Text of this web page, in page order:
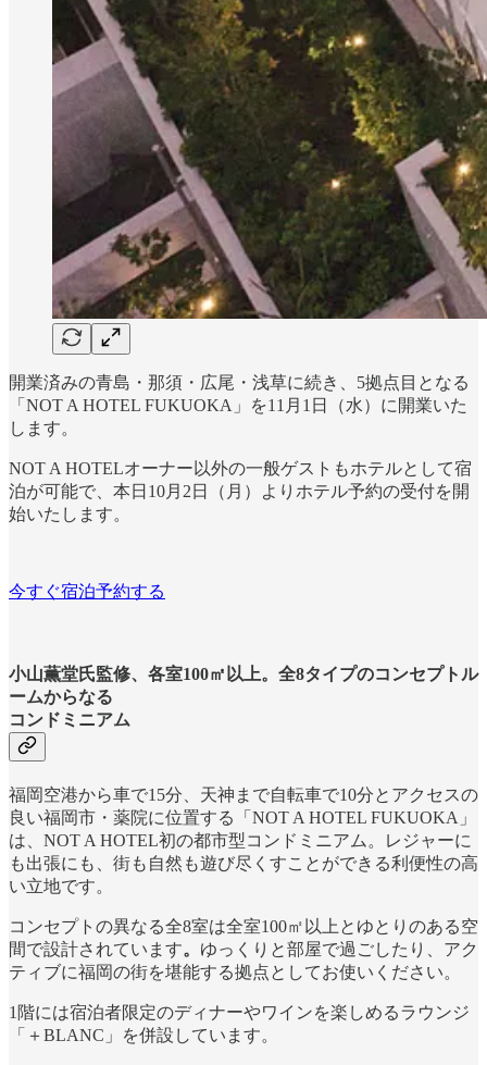
開業済みの青島・那須・広尾・浅草に続き、5拠点目となる
「NOT A HOTEL FUKUOKA」を11月1日（水）に開業いた
します。
NOT A HOTELオーナー以外の一般ゲストもホテルとして宿
泊が可能で、本日10月2日（月）よりホテル予約の受付を開
始いたします。
今すぐ宿泊予約する
⼩⼭薫堂氏監修、各室100㎡以上。全8タイプのコンセプトル
ームからなる
コンドミニアム
福岡空港から車で15分、天神まで自転車で10分とアクセスの
良い福岡市・薬院に位置する「NOT A HOTEL FUKUOKA」
は、NOT A HOTEL初の都市型コンドミニアム。レジャーに
も出張にも、街も自然も遊び尽くすことができる利便性の高
い立地です。
コンセプトの異なる全8室は全室100㎡以上とゆとりのある空
間で設計されています。 ゆっくりと部屋で過ごしたり、アク
ティブに福岡の街を堪能する拠点としてお使いください。
1階には宿泊者限定のディナーやワインを楽しめるラウンジ
「＋BLANC」を併設しています。